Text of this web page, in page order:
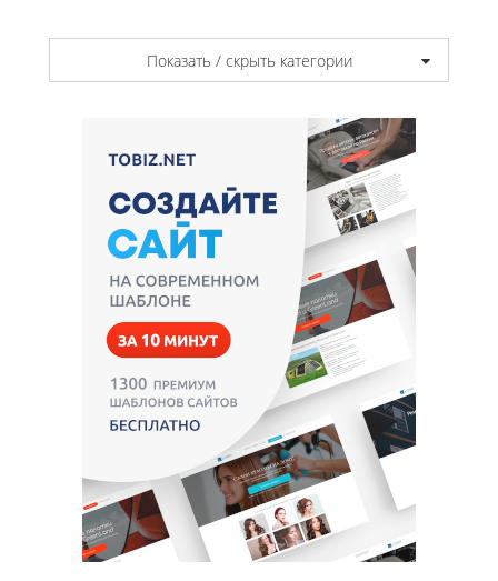
Показать / скрыть категории